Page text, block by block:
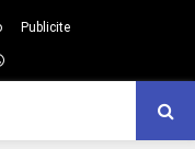
Publicite
Whatsapp